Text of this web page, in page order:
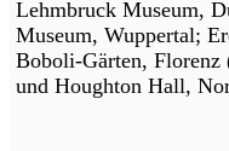
Lehmbruck Museum,
Museum, Wuppertal;
Boboli-Gärten, Florenz
und Houghton Hall,